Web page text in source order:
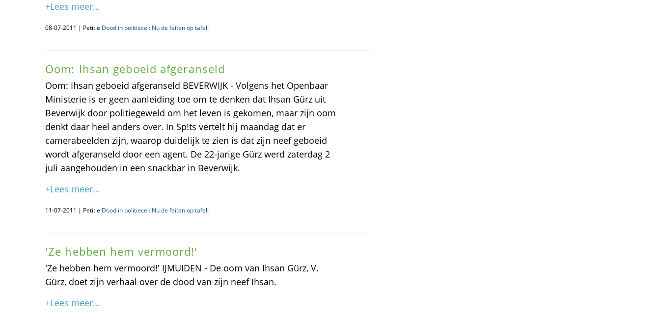
+Lees meer...
08-07-2011 | Petitie Dood in politiecel: Nu de feiten op tafel!
Oom: Ihsan geboeid afgeranseld
Oom: Ihsan geboeid afgeranseld BEVERWIJK - Volgens het Openbaar
Ministerie is er geen aanleiding toe om te denken dat Ihsan Gürz uit
Beverwijk door politiegeweld om het leven is gekomen, maar zijn oom
denkt daar heel anders over. In Sp!ts vertelt hij maandag dat er
camerabeelden zijn, waarop duidelijk te zien is dat zijn neef geboeid
wordt afgeranseld door een agent. De 22-jarige Gürz werd zaterdag 2
juli aangehouden in een snackbar in Beverwijk.
+Lees meer...
11-07-2011 | Petitie Dood in politiecel: Nu de feiten op tafel!
'Ze hebben hem vermoord!'
'Ze hebben hem vermoord!' IJMUIDEN - De oom van Ihsan Gürz, V.
Gürz, doet zijn verhaal over de dood van zijn neef Ihsan.
+Lees meer...